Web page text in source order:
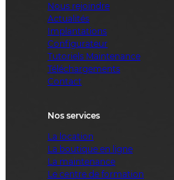
Nous rejoindre
Actualités
Implantations
Configurateur
Tutoriels Maintenance
Téléchargements
Contact
Nos services
La location
La boutique en ligne
La maintenance
Le centre de formation